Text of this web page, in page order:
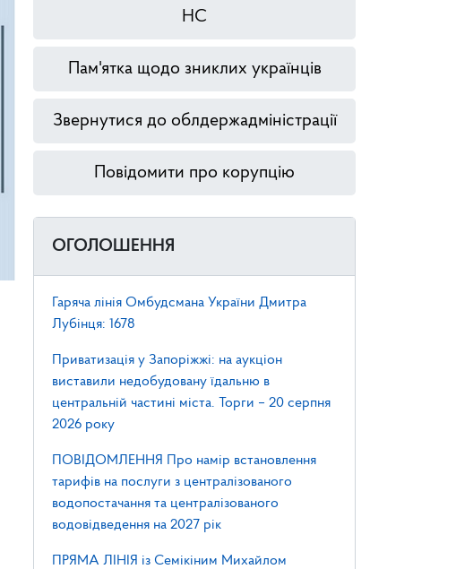
НС
Пам'ятка щодо зниклих українців
Звернутися до облдержадміністрації
Повідомити про корупцію
ОГОЛОШЕННЯ
Гаряча лінія Омбудсмана України Дмитра
Лубінця: 1678
Приватизація у Запоріжжі: на аукціон
виставили недобудовану їдальню в
центральній частині міста. Торги – 20 серпня
2026 року
ПОВІДОМЛЕННЯ Про намір встановлення
тарифів на послуги з централізованого
водопостачання та централізованого
водовідведення на 2027 рік
ПРЯМА ЛІНІЯ із Семікіним Михайлом